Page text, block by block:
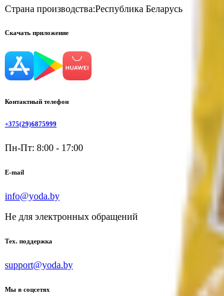
Страна производства:Республика Беларусь
Скачать приложение
Контактный телефон
+375(29)6875999
Пн-Пт: 8:00 - 17:00
E-mail
info@yoda.by
Не для электронных обращений
Тех. поддержка
support@yoda.by
Мы в соцсетях